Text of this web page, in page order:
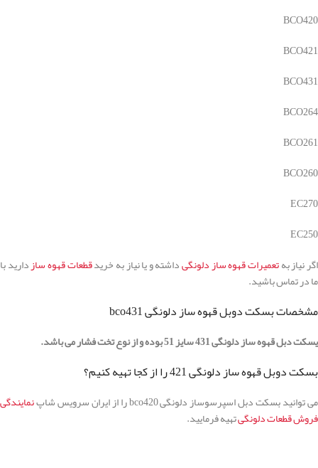
BCO420
BCO421
BCO431
BCO264
BCO261
BCO260
EC270
EC250
اگر نیاز بهتعمیرات قهوه ساز دلونگیداشته و یا نیاز به خریدقطعات قهوه سازدارید با
ما در تماس باشید.
مشخصات بسکت دوبل قهوه ساز دلونگی bco431
یسکت دبل قهوه ساز دلونگی 431 سایز 51 بوده و از نوع تخت فشار می باشد.
بسکت دوبل قهوه ساز دلونگی 421 را از کجا تهیه کنیم؟
می توانید بسکت دبل اسپرسوساز دلونگی bco420 را از ایران سرویس شاپ
نمایندگی
فروش قطعات دلونگیتهیه فرمایید.